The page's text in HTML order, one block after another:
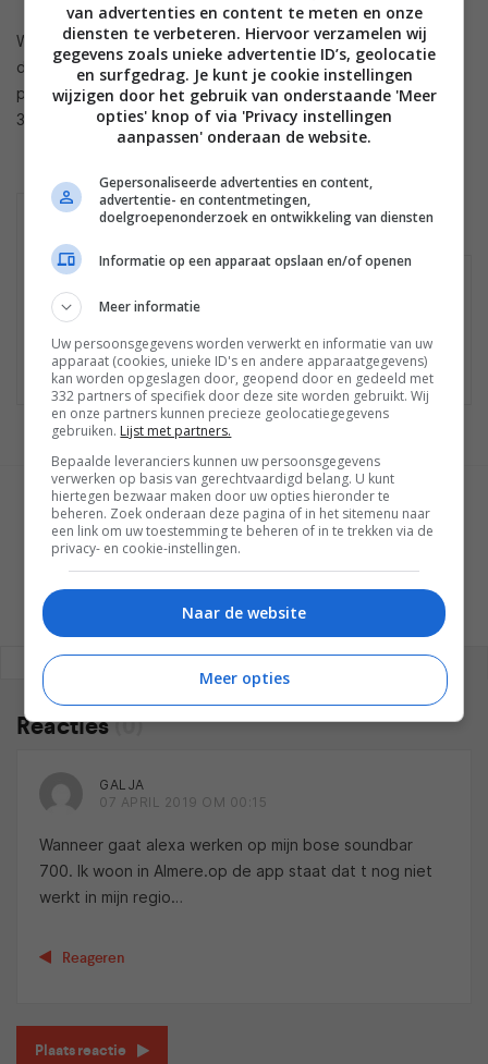
Wanneer de speakers naar Nederland komen is nog niet
duidelijk. In de Verenigde Staten verschijnen deze Bose-
producten in oktober voor de prijzen van respectievelijk
399,99 dollar, 549,95 dollar en 799,95 dollar.
BOSE SOUNDBAR
BOSE SOUNDBAR
Geen winkels gevonden
Mogelijk is het product niet meer te koop.
Bekijkhierde laatste nieuwtjes, reviews en
achtergronden.
GESCHREVEN DOOR
WESLEY AKKERMAN
Reacties(0)
GALJA
07 APRIL 2019 OM 00:15
Wanneer gaat alexa werken op mijn bose soundbar
700. Ik woon in Almere.op de app staat dat t nog niet
werkt in mijn regio…
Reageren
Plaats reactie
van advertenties en content te meten en onze
diensten te verbeteren. Hiervoor verzamelen wij
gegevens zoals unieke advertentie ID’s, geolocatie
en surfgedrag. Je kunt je cookie instellingen
wijzigen door het gebruik van onderstaande 'Meer
opties' knop of via 'Privacy instellingen
aanpassen' onderaan de website.
Gepersonaliseerde advertenties en content,
advertentie- en contentmetingen,
doelgroepenonderzoek en ontwikkeling van diensten
Informatie op een apparaat opslaan en/of openen
Meer informatie
Uw persoonsgegevens worden verwerkt en informatie van uw
apparaat (cookies, unieke ID's en andere apparaatgegevens)
kan worden opgeslagen door, geopend door en gedeeld met
332 partners of specifiek door deze site worden gebruikt. Wij
en onze partners kunnen precieze geolocatiegegevens
gebruiken. Lijst met partners.
Bepaalde leveranciers kunnen uw persoonsgegevens
verwerken op basis van gerechtvaardigd belang. U kunt
hiertegen bezwaar maken door uw opties hieronder te
beheren. Zoek onderaan deze pagina of in het sitemenu naar
een link om uw toestemming te beheren of in te trekken via de
privacy- en cookie-instellingen.
Naar de website
Meer opties